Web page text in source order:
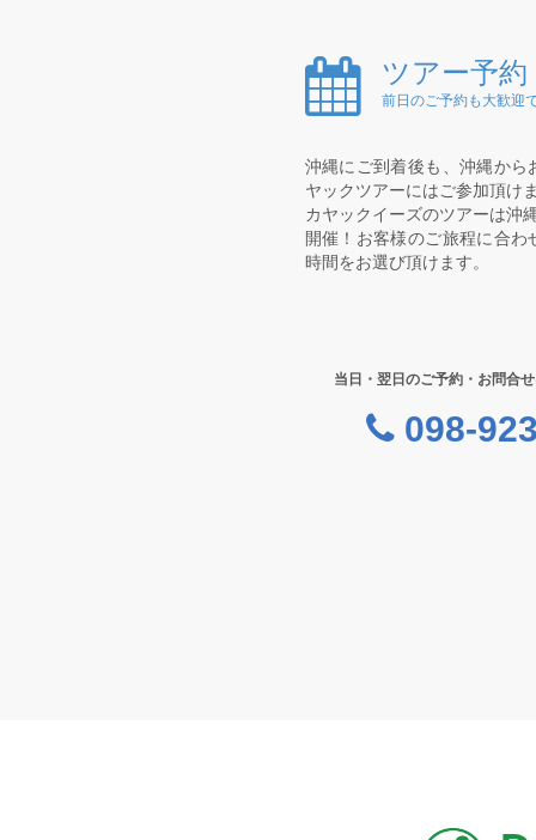
ツアー予約
前日のご予約も大歓迎
沖縄にご到着後も、沖縄から
ヤックツアーにはご参加頂け
カヤックイーズのツアーは沖
開催！お客様のご旅程に合わ
時間をお選び頂けます。
当日・翌日のご予約・お問合
098-